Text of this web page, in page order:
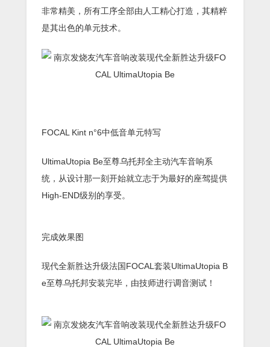
非常精美，所有工序全部由人工精心打造，其精粹
是其出色的单元技术。
FOCAL Kint n°6中低音单元特写
UltimaUtopia Be至尊乌托邦全主动汽车音响系
统，从设计那一刻开始就立志于为最好的座驾提供
High-END级别的享受。
完成效果图
现代全新胜达升级法国FOCAL套装UltimaUtopia B
e至尊乌托邦安装完毕，由技师进行调音测试！